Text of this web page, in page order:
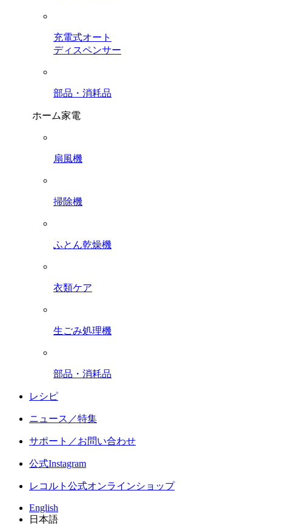
充電式オート
ディスペンサー
部品・消耗品
ホーム家電
扇風機
掃除機
ふとん乾燥機
衣類ケア
生ごみ処理機
部品・消耗品
レシピ
ニュース／特集
サポート／お問い合わせ
公式Instagram
レコルト公式オンラインショップ
English
日本語